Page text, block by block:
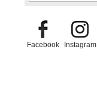
Facebook Instagram